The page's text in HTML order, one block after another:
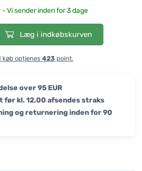
- Vi sender inden for 3 dage
Læg i indkøbskurven
køb optjenes 423 point.
over 95 EUR
før kl. 12.00 afsendes straks
og returnering inden for 90